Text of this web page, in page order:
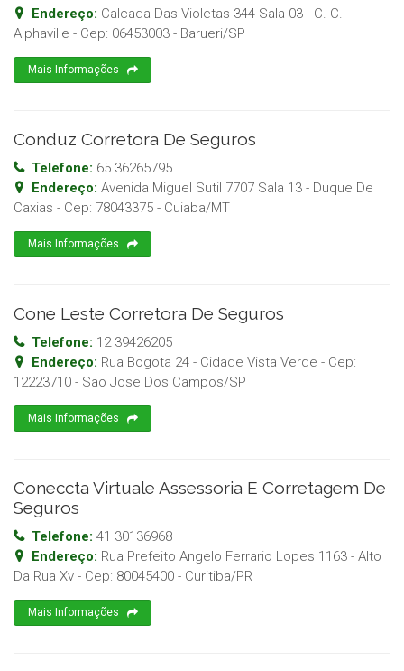
Endereço: Calcada Das Violetas 344 Sala 03 - C. C.
Alphaville - Cep: 06453003 - Barueri/SP
Mais Informações
Conduz Corretora De Seguros
Telefone: 65 36265795
Endereço: Avenida Miguel Sutil 7707 Sala 13 - Duque De
Caxias - Cep: 78043375 - Cuiaba/MT
Mais Informações
Cone Leste Corretora De Seguros
Telefone: 12 39426205
Endereço: Rua Bogota 24 - Cidade Vista Verde - Cep:
12223710 - Sao Jose Dos Campos/SP
Mais Informações
Coneccta Virtuale Assessoria E Corretagem De
Seguros
Telefone: 41 30136968
Endereço: Rua Prefeito Angelo Ferrario Lopes 1163 - Alto
Da Rua Xv - Cep: 80045400 - Curitiba/PR
Mais Informações